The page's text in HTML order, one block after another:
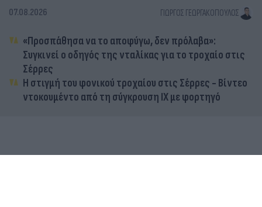
07.08.2026 ΓΙΏΡΓΟΣ ΓΕΩΡΓΑΚΌΠΟΥΛΟΣ
«Προσπάθησα να το αποφύγω, δεν πρόλαβα»:
Συγκινεί ο οδηγός της νταλίκας για το τροχαίο στις
Σέρρες
Η στιγμή του φονικού τροχαίου στις Σέρρες - Βίντεο
ντοκουμέντο από τη σύγκρουση ΙΧ με φορτηγό